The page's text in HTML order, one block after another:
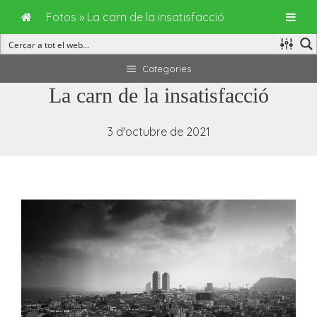
al
Categories
La carn de la insatisfacció
3 d'octubre de 2021
Fotos » La carn de la insatisfacció